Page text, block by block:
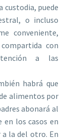
custodia, puede
o incluso
conveniente,
con
a las
habrá que
alimentos por
abonará al
los casos en
a la del otro. En